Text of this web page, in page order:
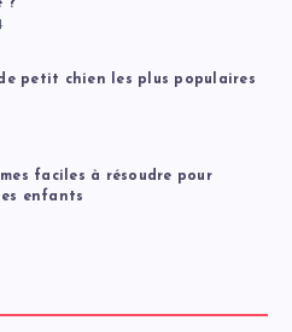
?
de petit chien les plus populaires
faciles à résoudre pour
enfants